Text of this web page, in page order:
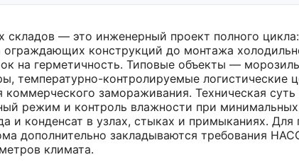
складов — это инженерный проект полного
конструкций до монтажа
на герметичность. Типовые объекты —
температурно-контролируемые логистические
замораживания. Техническая
режим и контроль влажности при минимальных
и конденсат в узлах, стыках и примыканиях.
дополнительно закладываются требования
климата.